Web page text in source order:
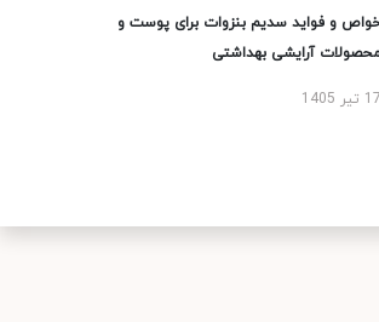
و فواید سدیم بنزوات برای پوست و
آرایشی بهداشتی